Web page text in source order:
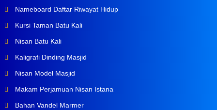
Nameboard Daftar Riwayat Hidup
Kursi Taman Batu Kali
Nisan Batu Kali
Kaligrafi Dinding Masjid
Nisan Model Masjid
Makam Perjamuan Nisan Istana
Bahan Vandel Marmer